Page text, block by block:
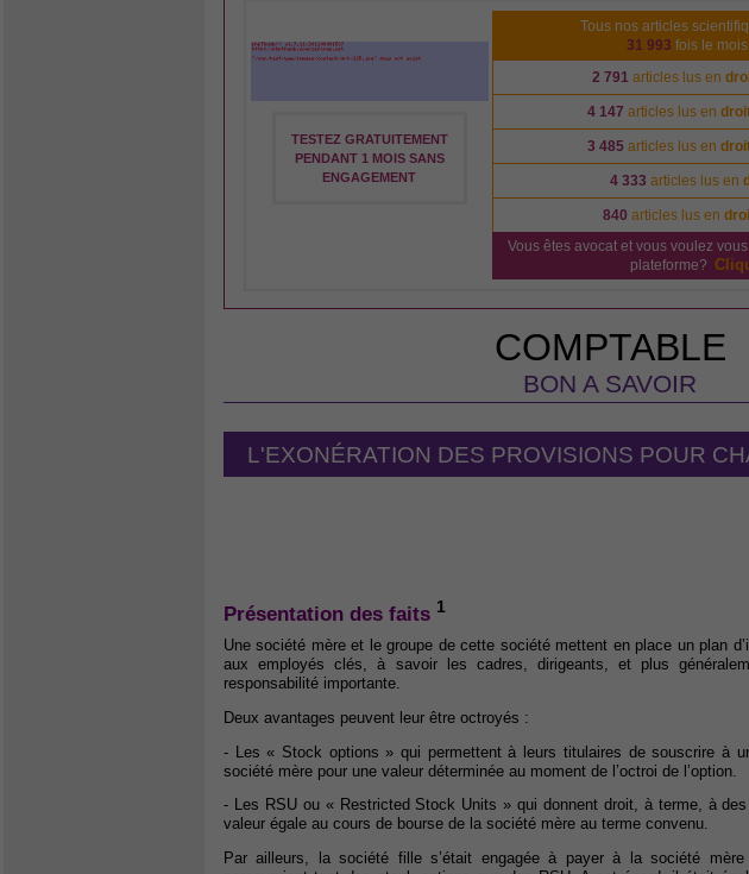
TESTEZ GRATUITEMENT
PENDANT 1 MOIS SANS
ENGAGEMENT
Tous nos articles
31 993 fois le
2 791 articles lus en
4 147 articles lus en
3 485 articles lus en
4 333 articles lus en
840 articles lus en
Vous êtes avocat et vous voulez
plateforme?
COMPTABLE
BON A SAVOIR
L'EXONÉRATION DES PROVISIONS POUR
Présentation des faits 1
Une société mère et le groupe de cette société mettent en place un plan
aux employés clés, à savoir les cadres, dirigeants, et plus
responsabilité importante.
Deux avantages peuvent leur être octroyés :
- Les « Stock options » qui permettent à leurs titulaires de souscrire à
société mère pour une valeur déterminée au moment de l’octroi de l’option.
- Les RSU ou « Restricted Stock Units » qui donnent droit, à terme, à
valeur égale au cours de bourse de la société mère au terme convenu.
Par ailleurs, la société fille s’était engagée à payer à la société